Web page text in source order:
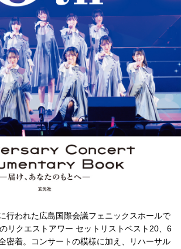
行われた広島国際会議フェニックスホールで
リクエストアワー セットリストベスト20、6
密着。コンサートの模様に加え、リハーサル